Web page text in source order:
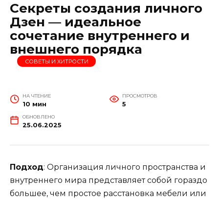
Секреты создания личного
Дзен — идеальное
сочетание внутреннего и
внешнего порядка
СОВЕТЫ И ХИТРОСТИ
НА ЧТЕНИЕ
10 мин
ПРОСМОТРОВ
5
ОБНОВЛЕНО
25.06.2025
Подход: Организация личного пространства и
внутреннего мира представляет собой гораздо
большее, чем простое расстановка мебели или